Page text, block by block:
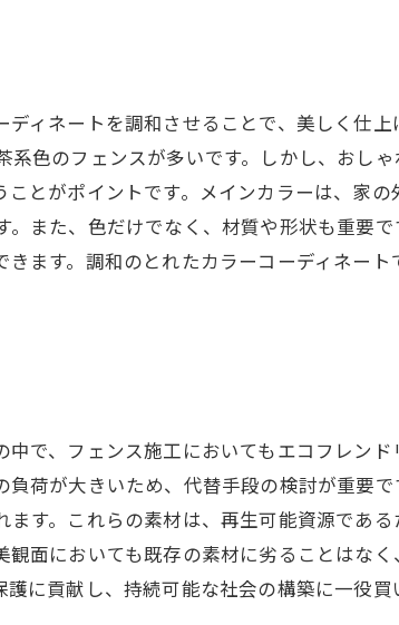
ィネートを調和させることで、美しく仕
色のフェンスが多いです。しかし、おし
とがポイントです。メインカラーは、家
また、色だけでなく、材質や形状も重要
ます。調和のとれたカラーコーディネート
で、フェンス施工においてもエコフレン
荷が大きいため、代替手段の検討が重要
す。これらの素材は、再生可能資源であ
面においても既存の素材に劣ることはな
に貢献し、持続可能な社会の構築に一役買